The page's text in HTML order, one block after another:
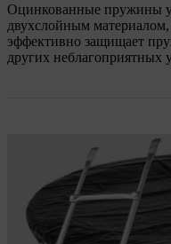
Оцинкованные пружины
двухслойным
эффективно защищает
других неблагоприятных